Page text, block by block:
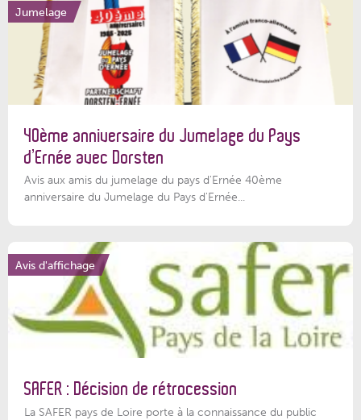
Jumelage
40ème anniversaire du Jumelage du Pays
d’Ernée avec Dorsten
Avis aux amis du jumelage du pays d'Ernée 40ème
anniversaire du Jumelage du Pays d'Ernée...
Avis d'affichage
SAFER : Décision de rétrocession
La SAFER pays de Loire porte à la connaissance du public